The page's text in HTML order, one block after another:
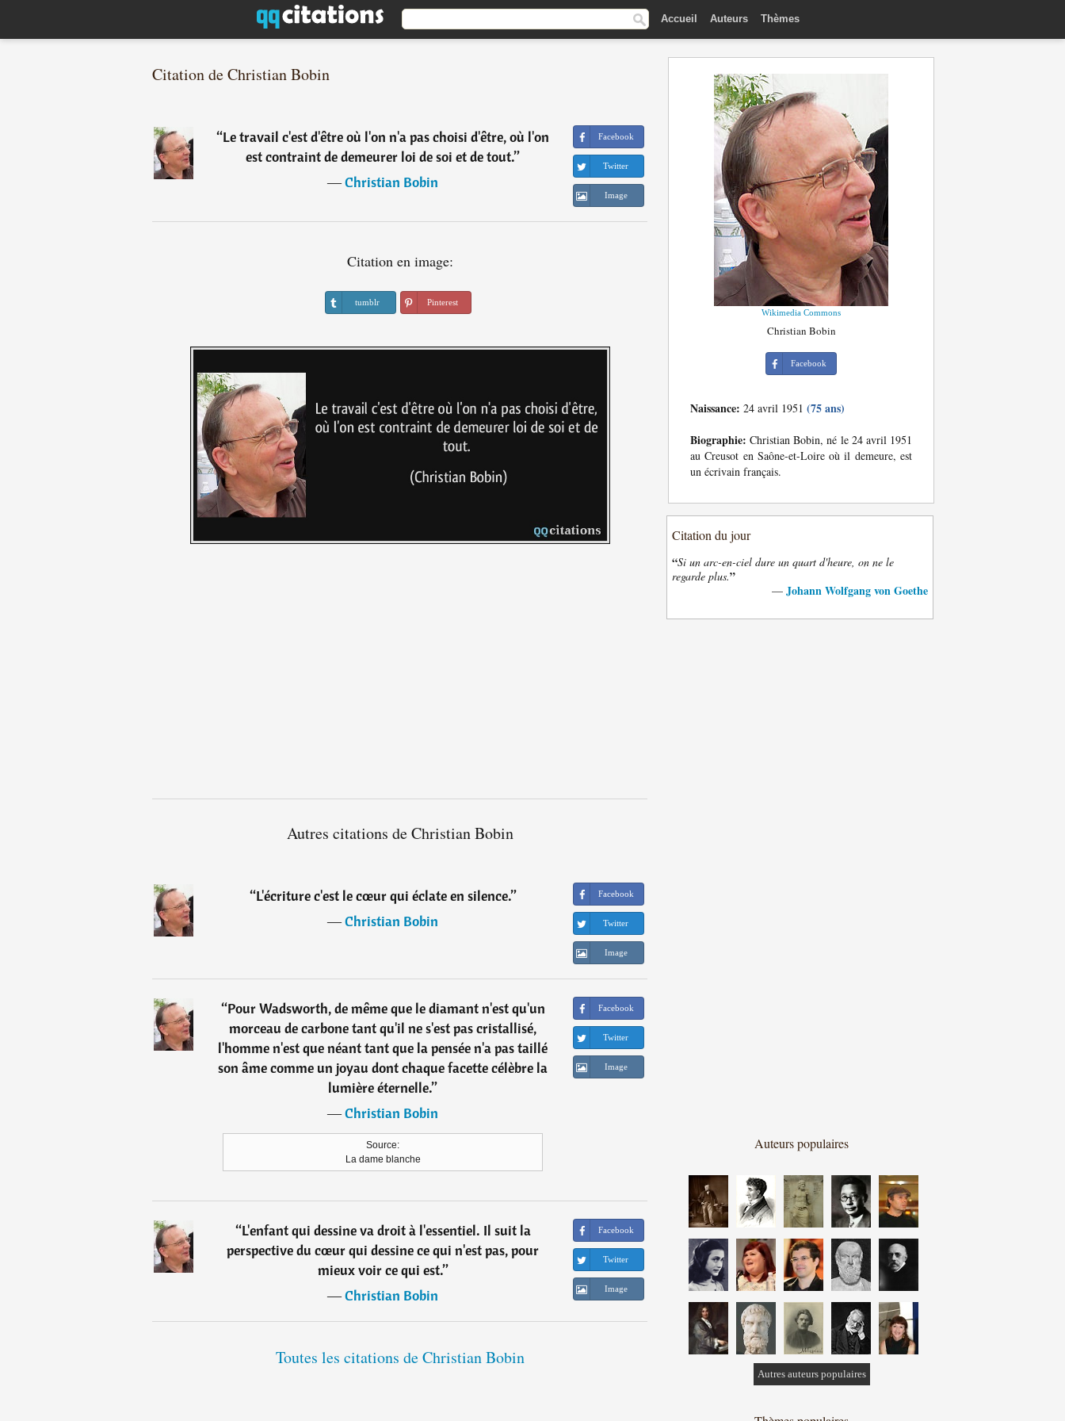
Accueil Auteurs Thèmes
Citation de Christian Bobin
“Le travail c'est d'être où l'on n'a pas choisi d'être, où l'on
est contraint de demeurer loi de soi et de tout.”
―Christian Bobin
Facebook
Twitter
Image
Citation en image:
tumblr Pinterest
Autres citations de Christian Bobin
“L'écriture c'est le cœur qui éclate en silence.”
―Christian Bobin
Facebook
Twitter
Image
“Pour Wadsworth, de même que le diamant n'est qu'un
morceau de carbone tant qu'il ne s'est pas cristallisé,
l'homme n'est que néant tant que la pensée n'a pas taillé
son âme comme un joyau dont chaque facette célèbre la
lumière éternelle.”
―Christian Bobin
Source:
La dame blanche
Facebook
Twitter
Image
“L'enfant qui dessine va droit à l'essentiel. Il suit la
perspective du cœur qui dessine ce qui n'est pas, pour
mieux voir ce qui est.”
―Christian Bobin
Facebook
Twitter
Image
Toutes les citations de Christian Bobin
Wikimedia Commons
Christian Bobin
Facebook
Naissance: 24 avril 1951 (75 ans)
Biographie: Christian Bobin, né le 24 avril 1951
au Creusot en Saône-et-Loire où il demeure, est
un écrivain français.
Citation du jour
“Si un arc-en-ciel dure un quart d'heure, on ne le
regarde plus.”
— Johann Wolfgang von Goethe
Auteurs populaires
Autres auteurs populaires